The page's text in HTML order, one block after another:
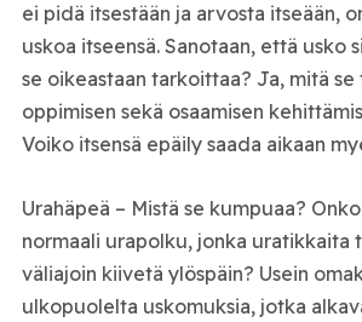
ei pidä itsestään ja arvosta itseään,
uskoa itseensä. Sanotaan, että usko
se oikeastaan tarkoittaa? Ja, mitä
oppimisen sekä osaamisen
Voiko itsensä epäily saada aikaan
Urahäpeä – Mistä se kumpuaa?
normaali urapolku, jonka uratikkaita
väliajoin kiivetä ylöspäin? Usein
ulkopuolelta uskomuksia, jotka